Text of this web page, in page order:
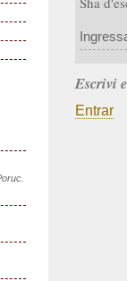
Escrivi
Entrar